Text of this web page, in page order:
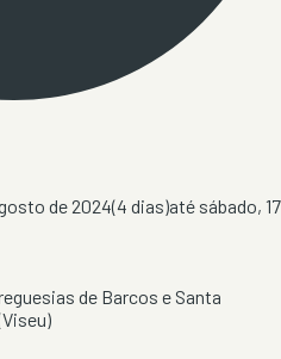
de 2024(4 dias)até sábado, 17
de Barcos e Santa